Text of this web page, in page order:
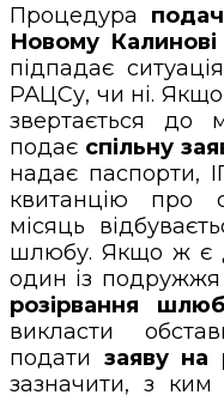
Процедура
Новому Калинові
підпадає
РАЦСу, чи ні.
звертається до
подає спільну
надає паспорти,
квитанцію про
місяць
шлюбу. Якщо ж є
один із
розірвання
викласти
подати заяву на
зазначити, з ким